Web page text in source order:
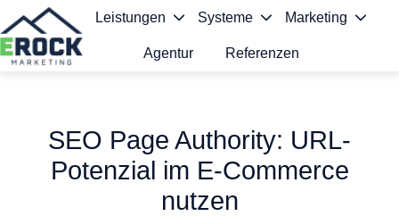
Leistungen Systeme Marketing
Agentur Referenzen
SEO Page Authority: URL-
Potenzial im E-Commerce
nutzen